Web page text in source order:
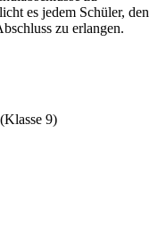
es jedem Schüler, den
zu erlangen.
9)